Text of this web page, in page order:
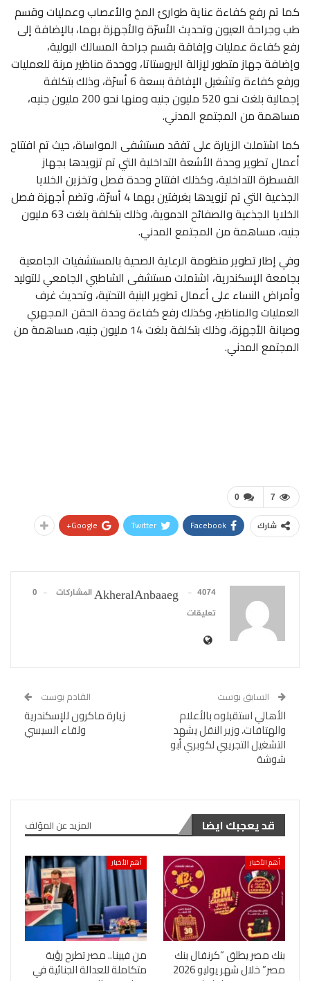
كما تم رفع كفاءة عناية طوارئ المخ والأعصاب وعمليات وقسم
طب وجراحة العيون وتحديث الأسرّة والأجهزة بهما، بالإضافة إلى
رفع كفاءة عمليات وإفاقة بقسم جراحة المسالك البولية،
وإضافة جهاز متطور لإزالة البروستاتا، ووحدة مناظير مرنة للعمليات
ورفع كفاءة وتشغيل الإفاقة بسعة 6 أسرّة، وذلك بتكلفة
إجمالية بلغت نحو 520 مليون جنيه ومنها نحو 200 مليون جنيه،
مساهمة من المجتمع المدني.
كما اشتملت الزيارة على تفقد مستشفى المواساة، حيث تم افتتاح
أعمال تطوير وحدة الأشعة التداخلية التي تم تزويدها بجهاز
القسطرة التداخلية، وكذلك افتتاح وحدة فصل وتخزين الخلايا
الجذعية التي تم تزويدها بغرفتين بهما 4 أسرّة، وتضم أجهزة فصل
الخلايا الجذعية والصفائح الدموية، وذلك بتكلفة بلغت 63 مليون
جنيه، مساهمة من المجتمع المدني.
وفي إطار تطوير منظومة الرعاية الصحية بالمستشفيات الجامعية
بجامعة الإسكندرية، اشتملت مستشفى الشاطبي الجامعي للتوليد
وأمراض النساء على أعمال تطوير البنية التحتية، وتحديث غرف
العمليات والمناظير، وكذلك رفع كفاءة وحدة الحقن المجهري
وصيانة الأجهزة، وذلك بتكلفة بلغت 14 مليون جنيه، مساهمة من
المجتمع المدني.
0 7
شارك Facebook
Twitter
Google+
AkheralAnbaaeg 4074 المشاركات
0
تعليقات
السابق بوست
الأهالي استقبلوه بالأعلام
والهتافات، وزير النقل يشهد
التشغيل التجريبي لكوبري أبو
شوشة
القادم بوست
زيارة ماكرون للإسكندرية
ولقاء السيسي
قد يعجبك ايضا المزيد عن المؤلف
أهم الأخبار
بنك مصر يطلق “كرنفال بنك
مصر” خلال شهر يوليو 2026
أهم الأخبار
من فيينا.. مصر تطرح رؤية
متكاملة للعدالة الجنائية في